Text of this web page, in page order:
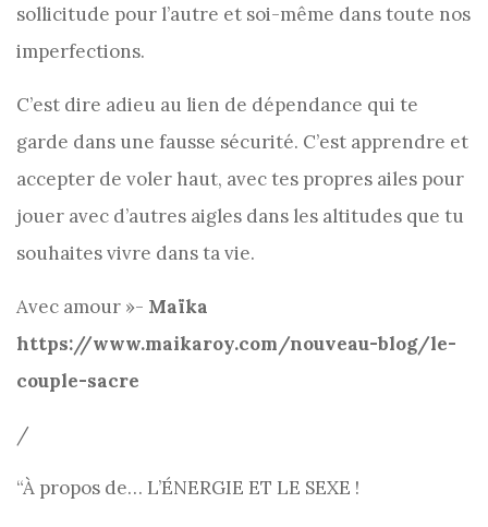
sollicitude pour l’autre et soi-même dans toute nos
imperfections.
C’est dire adieu au lien de dépendance qui te
garde dans une fausse sécurité. C’est apprendre et
accepter de voler haut, avec tes propres ailes pour
jouer avec d’autres aigles dans les altitudes que tu
souhaites vivre dans ta vie.
Avec amour »- Maïka
https://www.maikaroy.com/nouveau-blog/le-
couple-sacre
/
“À propos de… L’ÉNERGIE ET ​​LE SEXE !